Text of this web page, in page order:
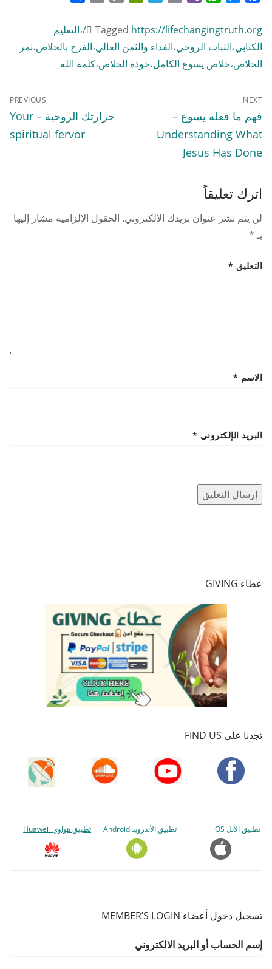
Tagged https://lifechangingtruth.org/ ،التعليم
الكتابي،الثبات الروحي،الفداء والثمن الغالي،الفرح بالخلاص،ثمر
الخلاص،خلاص يسوع الكامل،خوذة الخلاص،كلمة الله
تصفّح
المقالات
PREVIOUS
Previous
حرارتك الروحية – Your
spiritual fervor
NEXT
Next
post:
فهم ما فعله يسوع –
Understanding What
Jesus Has Done
اترك تعليقاً
لن يتم نشر عنوان بريدك الإلكتروني. الحقول الإلزامية مشار إليها
بـ*
التعليق *
الاسم *
البريد الإلكتروني *
عطاء GIVING
تجدنا على FIND US
تطبيق الأبل iOS تطبيق الأندرويد Android تطبيق هواوي Huawei
تسجيل دخول أعضاء MEMBER’S LOGIN
إسم الحساب أو البريد الالكتروني